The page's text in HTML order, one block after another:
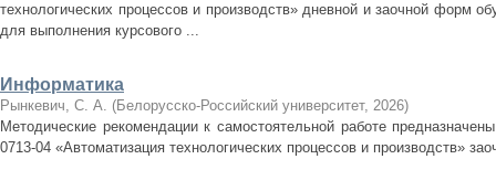
технологических процессов и производств» дневной и заочной форм
для выполнения курсового ...
Информатика
Рынкевич, С. А. (Белорусско-Российский университет, 2026)
Методические рекомендации к самостоятельной работе
0713-04 «Автоматизация технологических процессов и производств»